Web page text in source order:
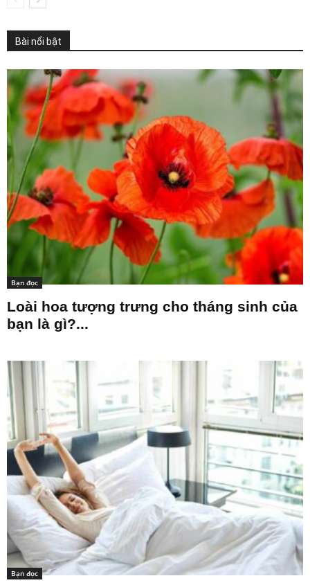
Bài nổi bật
Bạn đọc
Loài hoa tượng trưng cho tháng sinh của
bạn là gì?...
Bạn đọc